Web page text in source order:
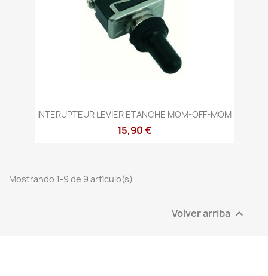
INTERUPTEUR LEVIER ETANCHE MOM-OFF-MOM
15,90 €
Mostrando 1-9 de 9 artículo(s)
Volver arriba 